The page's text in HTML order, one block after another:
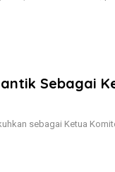
Sebagai
sebagai Ketua